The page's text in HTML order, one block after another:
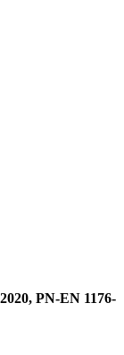
PN-EN 1176-